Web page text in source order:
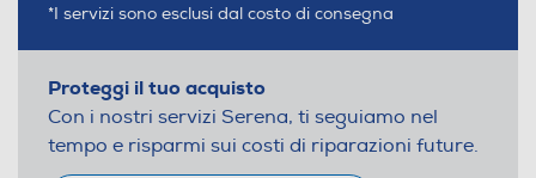
*I servizi sono esclusi dal costo di consegna
Proteggi il tuo acquisto
Con i nostri servizi Serena, ti seguiamo nel
tempo e risparmi sui costi di riparazioni future.